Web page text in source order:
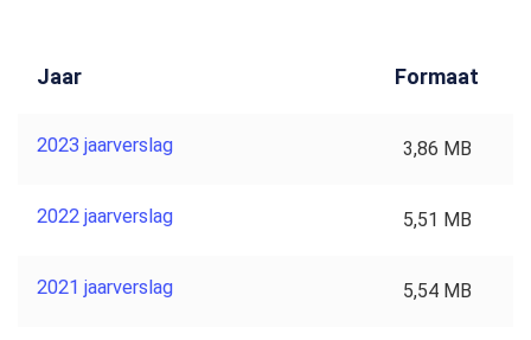
Jaar Formaat
2023 jaarverslag 3,86 MB
2022 jaarverslag 5,51 MB
2021 jaarverslag 5,54 MB